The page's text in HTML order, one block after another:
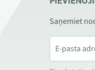
Saņemiet